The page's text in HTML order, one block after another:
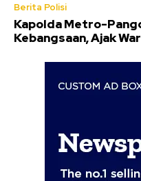
Berita Polisi
Kapolda Metro-
Kebangsaan, Ajak